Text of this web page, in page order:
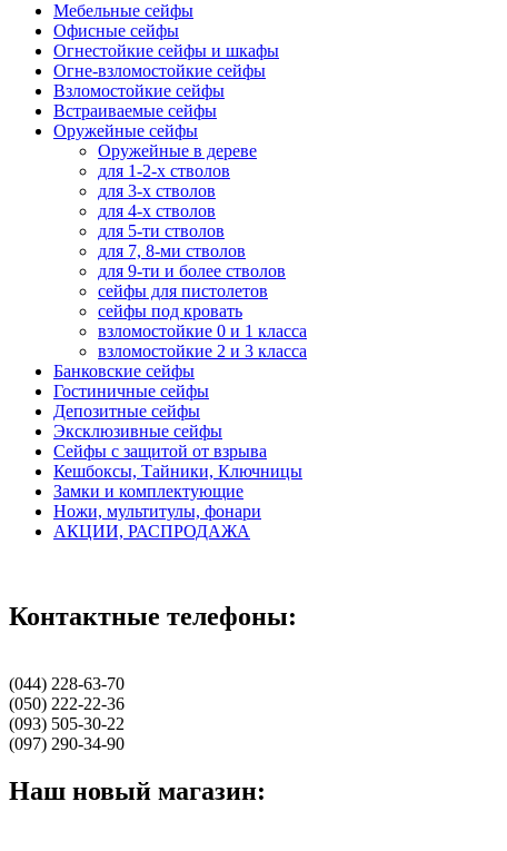
Мебельные сейфы
Офисные сейфы
Огнестойкие сейфы и шкафы
Огне-взломостойкие сейфы
Взломостойкие сейфы
Встраиваемые сейфы
Оружейные сейфы
Оружейные в дереве
для 1-2-х стволов
для 3-х стволов
для 4-х стволов
для 5-ти стволов
для 7, 8-ми стволов
для 9-ти и более стволов
сейфы для пистолетов
сейфы под кровать
взломостойкие 0 и 1 класса
взломостойкие 2 и 3 класса
Банковские сейфы
Гостиничные сейфы
Депозитные сейфы
Эксклюзивные сейфы
Сейфы с защитой от взрыва
Кешбоксы, Тайники, Ключницы
Замки и комплектующие
Ножи, мультитулы, фонари
АКЦИИ, РАСПРОДАЖА
Контактные телефоны:
(044) 228-63-70
(050) 222-22-36
(093) 505-30-22
(097) 290-34-90
Наш новый магазин: